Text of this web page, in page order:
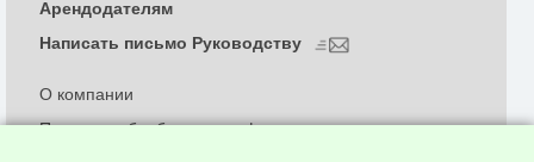
О компании
Политика обработки и конфиденциальности
Арендодателям
Написать письмо Руководству